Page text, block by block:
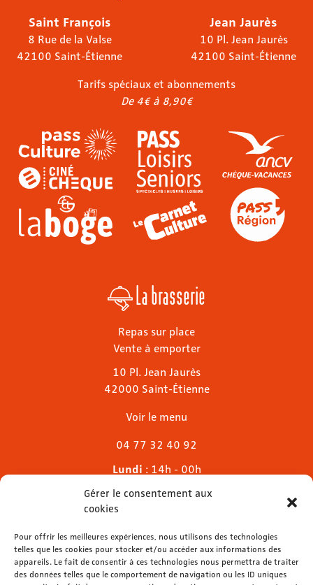
Gérer le consentement aux
cookies
Pour offrir les meilleures expériences, nous utilisons des technologies
telles que les cookies pour stocker et/ou accéder aux informations des
appareils. Le fait de consentir à ces technologies nous permettra de traiter
des données telles que le comportement de navigation ou les ID uniques
Saint François
8 Rue de la Valse
42100 Saint-Étienne
Jean Jaurès
10 Pl. Jean Jaurès
42100 Saint-Étienne
Tarifs spéciaux et abonnements
De 4€ à 8,90€
La brasserie
Repas sur place
Vente à emporter
10 Pl. Jean Jaurès
42000 Saint-Étienne
Voir le menu
04 77 32 40 92
Lundi : 14h - 00h
Mardi & mercredi : 11h - 00h30
Jeudi
Dimanche: 11h - 00h